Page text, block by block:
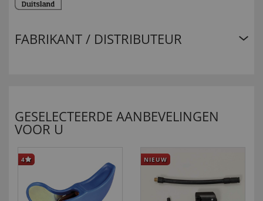
FABRIKANT / DISTRIBUTEUR
GESELECTEERDE AANBEVELINGEN
VOOR U
4 NIEUW